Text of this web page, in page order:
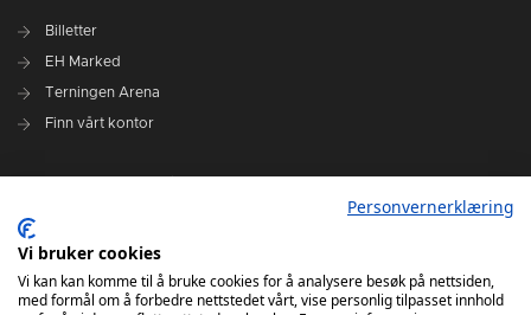
Billetter
EH Marked
Terningen Arena
Finn vårt kontor
Administrasjonen i Elverum Håndball
Styre og utvalg
VARSLINGSRUTINER FOR ELVERUM HÅNDBALL
Personvernerklæring
Vi bruker cookies
Vi kan kan komme til å bruke cookies for å analysere besøk på nettsiden,
med formål om å forbedre nettstedet vårt, vise personlig tilpasset innhold